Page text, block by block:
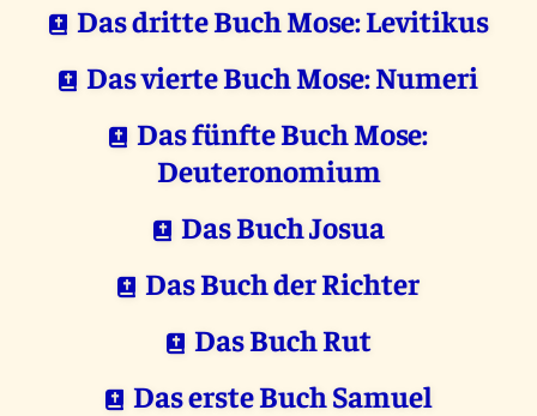
Das dritte Buch Mose: Levitikus
Das vierte Buch Mose: Numeri
Das fünfte Buch Mose:
Deuteronomium
Das Buch Josua
Das Buch der Richter
Das Buch Rut
Das erste Buch Samuel